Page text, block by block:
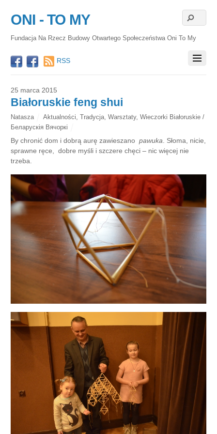
ONI - TO MY
Fundacja Na Rzecz Budowy Otwartego Społeczeństwa Oni To My
RSS
25 marca 2015
Białoruskie feng shui
Natasza Aktualności Tradycja Warsztaty, Wieczorki Białoruskie /
Беларускія Вячоркі
By chronić dom i dobrą aurę zawieszanopawuka . Słoma, nicie,
sprawne ręce, dobre myśli i szczere chęci – nic więcej nie
trzeba.